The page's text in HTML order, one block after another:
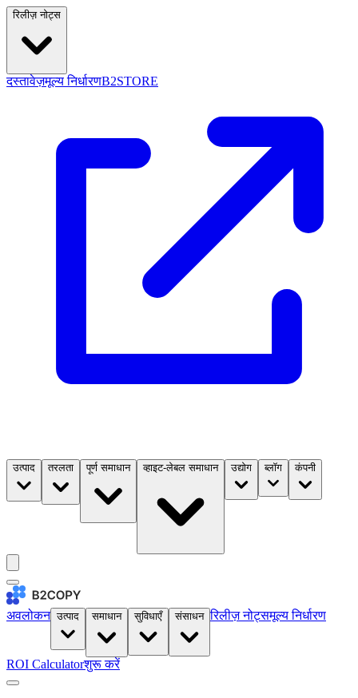
रिलीज़ नोट्स
दस्तावेज़मूल्य निर्धारणB2STORE
उत्पाद तरलता पूर्ण समाधान व्हाइट-लेबल समाधान उद्योग ब्लॉग कंपनी
अवलोकन उत्पाद समाधान सुविधाएँ संसाधन रिलीज़ नोट्समूल्य निर्धारण
ROI Calculatorशुरू करें